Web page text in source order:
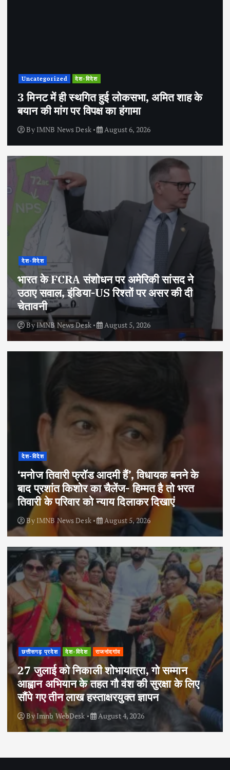
Uncategorized देश-विदेश
3 मिनट में ही स्थगित हुई लोकसभा, अमित शाह के
बयान की मांग पर विपक्ष का हंगामा
By IMNB News Desk August 6, 2026
देश-विदेश
भारत के FCRA संशोधन पर अमेरिकी सांसद ने
उठाए सवाल, इंडिया-US रिश्तों पर असर की दी
चेतावनी
ByIMNB News Desk August 5, 2026
देश-विदेश
‘मनोज तिवारी फ्रॉड आदमी हैं’, विधायक बनने के
बाद प्रशांत किशोर का चैलेंज- हिम्मत है तो भरत
तिवारी के परिवार को न्याय दिलाकर दिखाएं
By IMNB News Desk August 5, 2026
छत्तीसगढ़ प्रदेश देश-विदेश राजनांदगांव
27 जुलाई को निकाली शोभायात्रा, गो सम्मान
आह्वान अभियान के तहत गौ वंश की सुरक्षा के लिए
सौंपे गए तीन लाख हस्ताक्षरयुक्त ज्ञापन
ByImnb WebDesk August 4, 2026